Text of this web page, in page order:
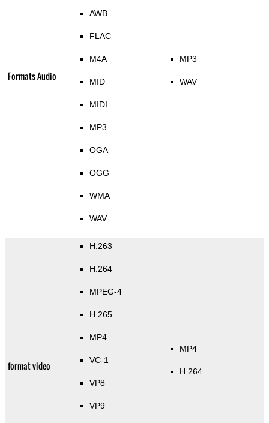
Formats Audio
AWB
FLAC
M4A
MID
MIDI
MP3
OGA
OGG
WMA
WAV
MP3
WAV
format video
H.263
H.264
MPEG-4
H.265
MP4
VC-1
VP8
VP9
MP4
H.264